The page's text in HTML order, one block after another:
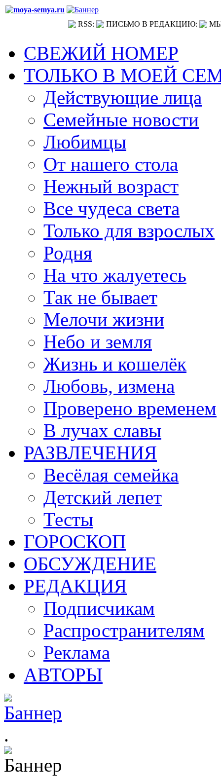
RSS: ПИСЬМО В РЕДАКЦИЮ:
СВЕЖИЙ НОМЕР
ТОЛЬКО В МОЕЙ
Действующие лица
Семейные новости
Любимцы
От нашего стола
Нежный возраст
Все чудеса света
Только для взрослых
Родня
На что жалуетесь
Так не бывает
Мелочи жизни
Небо и земля
Жизнь и кошелёк
Любовь, измена
Проверено временем
В лучах славы
РАЗВЛЕЧЕНИЯ
Весёлая семейка
Детский лепет
Тесты
ГОРОСКОП
ОБСУЖДЕНИЕ
РЕДАКЦИЯ
Подписчикам
Распространителям
Реклама
АВТОРЫ
.